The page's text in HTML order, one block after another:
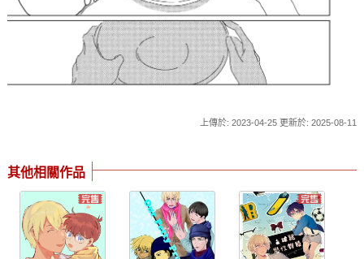
上傳於: 2023-04-25 更新於: 2025-08-11
其他相關作品